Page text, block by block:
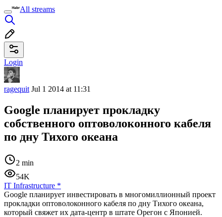
All streams
Login
ragequit Jul 1 2014 at 11:31
Google планирует прокладку
собственного оптоволоконного кабеля
по дну Тихого океана
2 min
54K
IT Infrastructure *
Google планирует инвестировать в многомиллионный проект
прокладки оптоволоконного кабеля по дну Тихого океана,
который свяжет их дата-центр в штате Орегон с Японией.